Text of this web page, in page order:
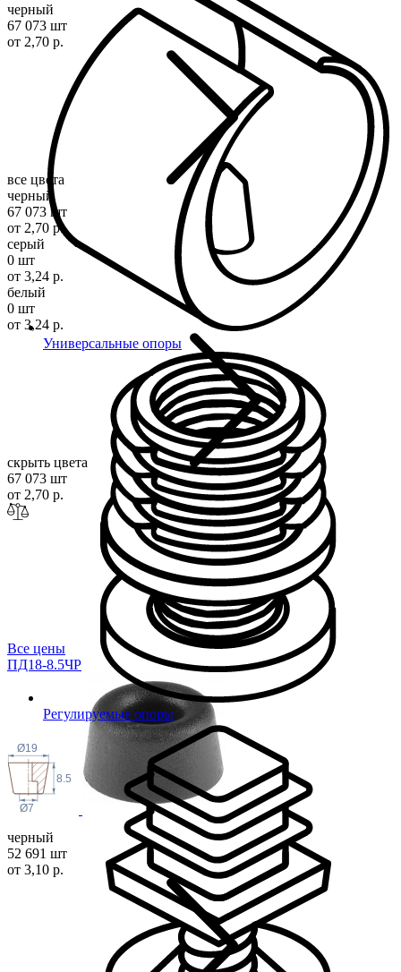
Универсальные опоры
Регулируемые опоры
черный
67 073 шт
от 2,70 р.
все цвета
черный
67 073 шт
от 2,70 р.
серый
0 шт
от 3,24 р.
белый
0 шт
от 3,24 р.
скрыть цвета
67 073 шт
от 2,70 р.
Все цены
ПД18-8.5ЧР
8.5
Ø19
Ø7
черный
52 691 шт
от 3,10 р.